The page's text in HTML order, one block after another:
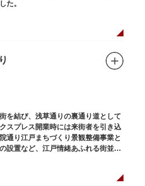
た。
を結び、浅草通りの裏通り道として
スプレス開業時には来街者を引き込
通り江戸まちづくり景観整備事業と
設置など、江戸情緒あふれる街並み